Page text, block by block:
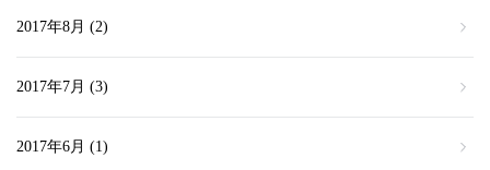
2017年8月 (2)
2017年7月 (3)
2017年6月 (1)